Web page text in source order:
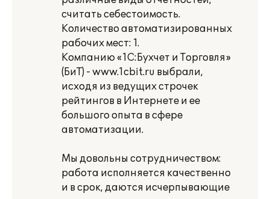
считать себестоимость.
Количество автоматизированных
рабочих мест: 1.
Компанию «1С:Бухчет и Торговля»
(БиТ) - www.1cbit.ru выбрали,
исходя из ведущих строчек
рейтингов в Интернете и ее
большого опыта в сфере
автоматизации.
Мы довольны сотрудничеством:
работа исполняется качественно
и в срок, даются исчерпывающие